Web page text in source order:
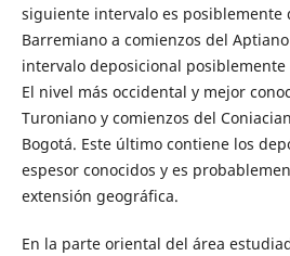
siguiente intervalo es posiblemente
Barremiano a comienzos del
intervalo deposicional
El nivel más occidental y mejor
Turoniano y comienzos del
Bogotá. Este último contiene los
espesor conocidos y es
extensión geográfica.
En la parte oriental del área